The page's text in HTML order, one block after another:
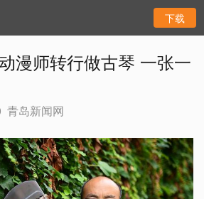
下载
漫师转行做古琴 一张一
青岛新闻网